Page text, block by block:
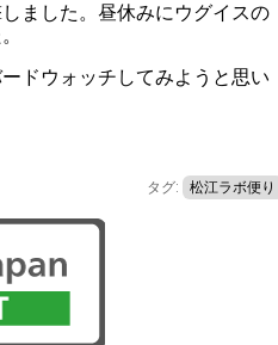
ました。昼休みにウグイスの
ドウォッチしてみようと思い
タグ: 松江ラボ便り